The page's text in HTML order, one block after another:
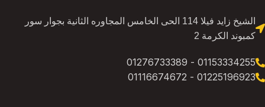
الشيخ زايد فيلا 114 الحى الخامس المجاوره الثانية بجوار سور
كمبوند الكرمة 2
01153334255 - 01276733389
01225196923 - 01116674672